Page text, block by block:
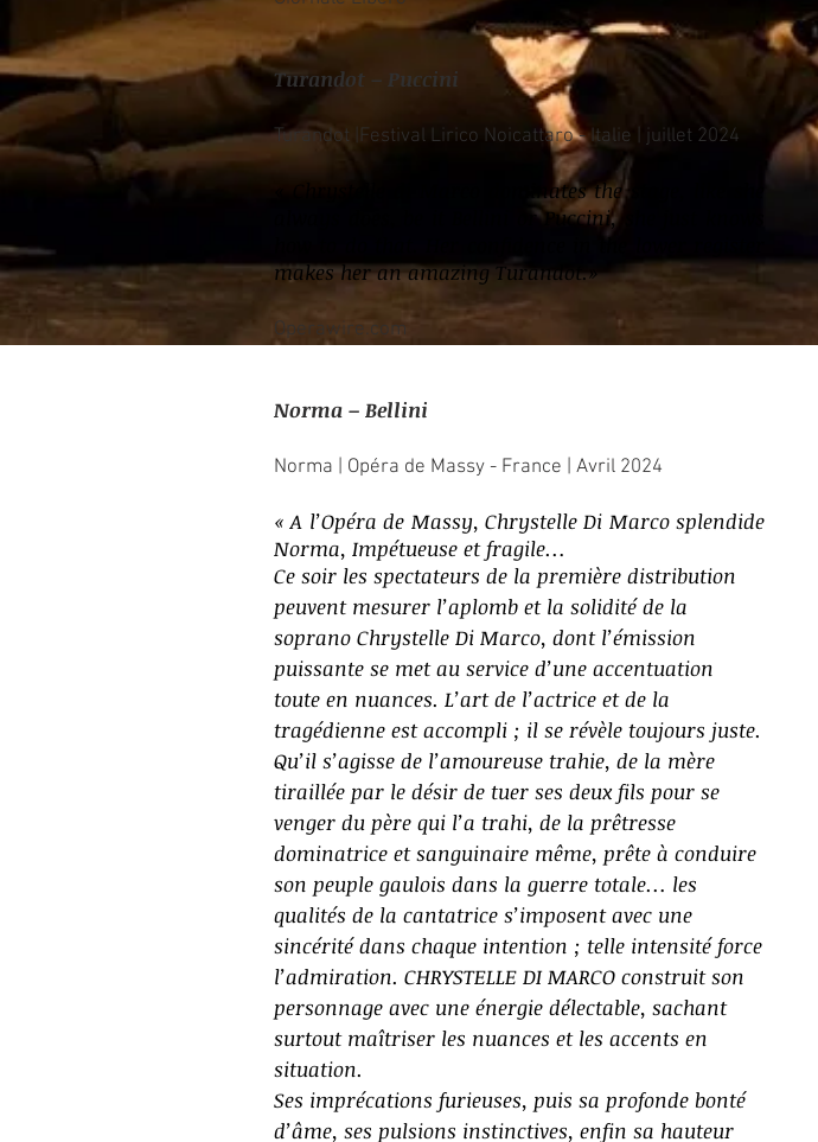
Turandot – Puccini
Turandot |Festival Lirico Noicattaro - Italie | juillet 2024
Chrystelle di Marco dominates the stage, like she
always does, be it Bellini or Puccini, she just knows
how to do that. Her confidence in the lower register
makes her an amazing Turandot.»
Operawire.com
Norma – Bellini
Norma | Opéra de Massy - France | Avril 2024
«A l’Opéra de Massy, Chrystelle Di Marco splendide
Norma, Impétueuse et fragile…
Ce soir les spectateurs de la première distribution
peuvent mesurer l’aplomb et la solidité de la
soprano Chrystelle Di Marco, dont l’émission
puissante se met au service d’une accentuation
toute en nuances. L’art de l’actrice et de la
tragédienne est accompli ; il se révèle toujours juste.
Qu’il s’agisse de l’amoureuse trahie, de la mère
tiraillée par le désir de tuer ses deux fils pour se
venger du père qui l’a trahi, de la prêtresse
dominatrice et sanguinaire même, prête à conduire
son peuple gaulois dans la guerre totale… les
qualités de la cantatrice s’imposent avec une
sincérité dans chaque intention ; telle intensité force
l’admiration. CHRYSTELLE DI MARCO construit son
personnage avec une énergie délectable, sachant
surtout maîtriser les nuances et les accents en
situation.
Ses imprécations furieuses, puis sa profonde bonté
d’âme, ses pulsions instinctives, enfin sa hauteur